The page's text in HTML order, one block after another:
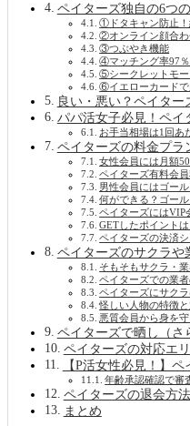
ペイターズ独自の6つ
①ドタキャン防止
②オンライン顔合わ
③つぶやき機能
④マッチング率97％
⑤シークレットモー
⑥イエローカードで
良い・悪い？ペイター
パパ活女子必見！ペイ
お手当相場は1回あ
ペイターズの料金プラ
女性会員には月額
ペイターズ有料会
男性会員にはゴー
何ができる？ゴー
ペイターズにはVIP
GETしたポイント
ペイターズの決済
ペイターズのサクラや
そもそもサクラ・業
ペイターズでの業
ペイターズにサクラ
怪しい人物の特徴
悪質会員から身を
ペイターズで晒し（さ
ペイターズの対応エ
【P活女性必見！】
年齢承認確認で審
ペイターズの退会方
まとめ